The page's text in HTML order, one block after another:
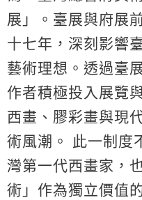
展」。臺展與府展
十七年，深刻影響
藝術理想。透過臺
作者積極投入展覽
西畫、膠彩畫與現
術風潮。 此一制度
灣第一代西畫家，
術」作為獨立價值